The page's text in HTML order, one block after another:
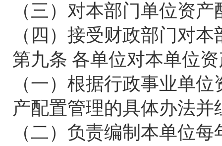
（三）对本部门单位资
（四）接受财政部门对
第九条 各单位对本单位
（一）根据行政事业单
产配置管理的具体办法并
（二）负责编制本单位